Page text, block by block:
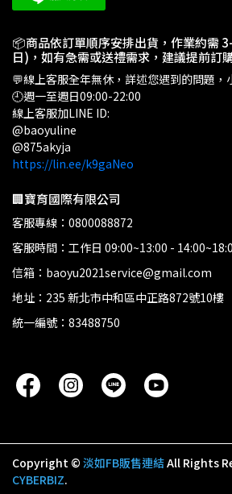
📦商品依訂單順序安排出貨，作業約需
日)，如有急需或送禮需求，建議提前訂
💬線上客服全年無休，詳述您遇到的問題，
🕘週一至週日09:00-22:00
線上客服加LINE ID:
@baoyuline
@875akyja
https://lin.ee/k9gaNeo
🏢寶育國際有限公司
客服專線：0800088872
客服時間：工作日 09:00~13:00 -
信箱：baoyu2021service@gmail.com
地址：235 新北市中和區中正路872號10樓
統一編號：83488750
Copyright © 淡如FB販售連結All Rights
CYBERBIZ.